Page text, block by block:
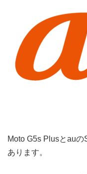
Moto G5s Plusとau
あります。